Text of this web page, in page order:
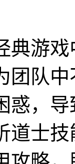
典游
团队
惑，
道士